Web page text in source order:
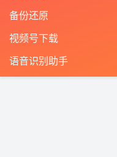
备份还原
视频号下载
语音识别助手